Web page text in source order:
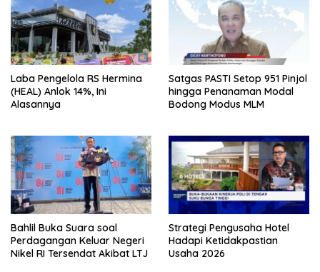
Laba Pengelola RS Hermina
(HEAL) Anlok 14%, Ini
Alasannya
Satgas PASTI Setop 951 Pinjol
hingga Penanaman Modal
Bodong Modus MLM
Bahlil Buka Suara soal
Perdagangan Keluar Negeri
Nikel RI Tersendat Akibat LTJ
Strategi Pengusaha Hotel
Hadapi Ketidakpastian
Usaha 2026